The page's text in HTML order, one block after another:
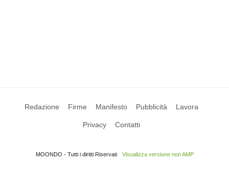
Redazione Firme Manifesto Pubblicità Lavora
Privacy Contatti
MOONDO - Tutti i diritti Riservati Visualizza versione non AMP